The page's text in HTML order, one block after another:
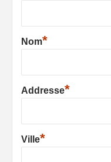
Nom*
Addresse*
Ville*